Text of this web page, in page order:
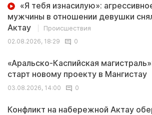
«Я тебя изнасилую»:
мужчины в отношении девушки
Актау
Происшествия
02.08.2026, 18:29
0
«Аральско-Каспийская
старт новому проекту в Мангистау
03.08.2026, 14:00
0
Конфликт на набережной Актау